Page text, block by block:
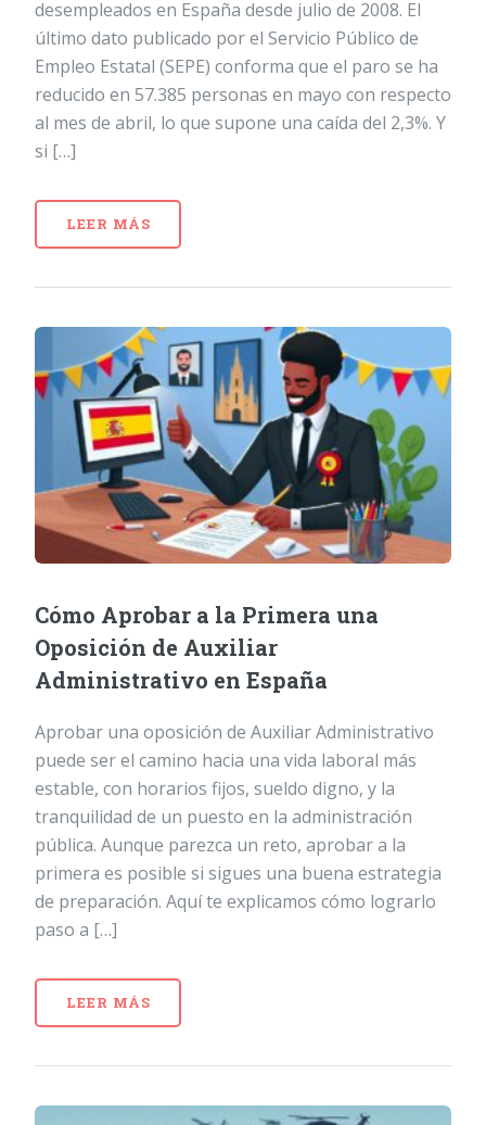
desempleados en España desde julio de 2008. El
último dato publicado por el Servicio Público de
Empleo Estatal (SEPE) conforma que el paro se ha
reducido en 57.385 personas en mayo con respecto
al mes de abril, lo que supone una caída del 2,3%. Y
si […]
LEER MÁS
Cómo Aprobar a la Primera una
Oposición de Auxiliar
Administrativo en España
Aprobar una oposición de Auxiliar Administrativo
puede ser el camino hacia una vida laboral más
estable, con horarios fijos, sueldo digno, y la
tranquilidad de un puesto en la administración
pública. Aunque parezca un reto, aprobar a la
primera es posible si sigues una buena estrategia
de preparación. Aquí te explicamos cómo lograrlo
paso a […]
LEER MÁS